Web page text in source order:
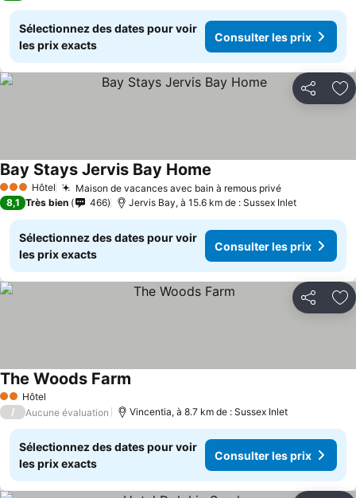
Sélectionnez des dates pour voir
les prix exacts
Consulter les prix
Partager
3 ÉtoilesHôtel Maison de vacances avec bain à remous privéConsulter
Bay Stays Jervis Bay Home
8,1 Très bien 466 Jervis Bay, à 15.6 km de : Sussex Inlet
Sélectionnez des dates pour voir
les prix exacts
Consulter les prix
Partager
2 Étoiles
Hôtel
The Woods Farm
/ Aucune évaluation Vincentia, à 8.7 km de : Sussex Inlet
Sélectionnez des dates pour voir
les prix exacts
Consulter les prix